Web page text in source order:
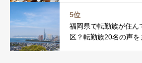
5位
福岡県で転勤族が住ん
区？転勤族20名の声